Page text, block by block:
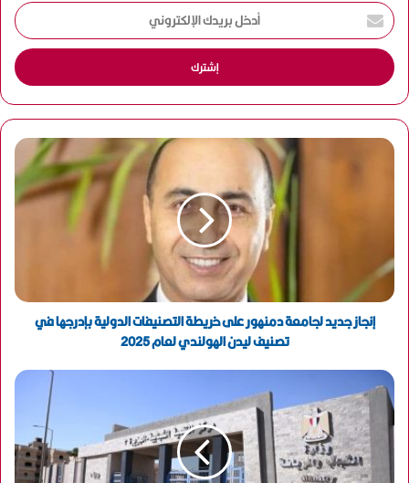
أ
د
خ
ل
ر
د
ك
ر
إنجاز جديد لجامعة دمنهور على خريطة التصنيفات الدولية بإدرجها في
تصنيف ليدن الهولندي لعام 2025